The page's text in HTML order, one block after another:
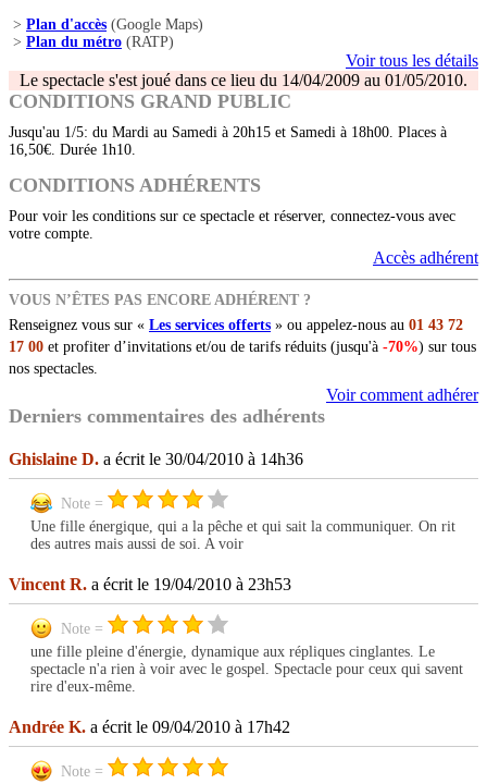
> Plan d'accès (Google Maps)
> Plan du métro (RATP)
Voir tous les détails
Le spectacle s'est joué dans ce lieu du 14/04/2009 au 01/05/2010.
CONDITIONS GRAND PUBLIC
Jusqu'au 1/5: du Mardi au Samedi à 20h15 et Samedi à 18h00. Places à
16,50€. Durée 1h10.
CONDITIONS ADHÉRENTS
Pour voir les conditions sur ce spectacle et réserver, connectez-vous avec
votre compte.
Accès adhérent
VOUS N’ÊTES PAS ENCORE ADHÉRENT ?
Renseignez vous sur « Les services offerts » ou appelez-nous au 01 43 72
17 00 et profiter d’invitations et/ou de tarifs réduits (jusqu'à -70%) sur tous
nos spectacles.
Voir comment adhérer
Derniers commentaires des adhérents
Ghislaine D. a écrit le 30/04/2010 à 14h36
Note =
Une fille énergique, qui a la pêche et qui sait la communiquer. On rit
des autres mais aussi de soi. A voir
Vincent R. a écrit le 19/04/2010 à 23h53
Note =
une fille pleine d'énergie, dynamique aux répliques cinglantes. Le
spectacle n'a rien à voir avec le gospel. Spectacle pour ceux qui savent
rire d'eux-même.
Andrée K. a écrit le 09/04/2010 à 17h42
Note =